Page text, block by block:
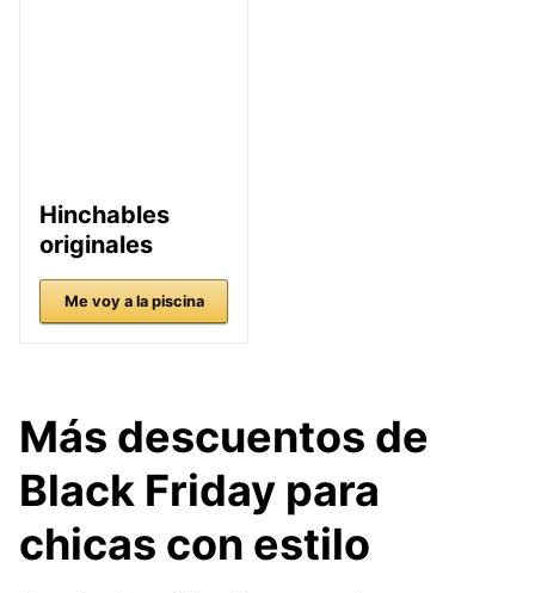
Hinchables
originales
Me voy a la piscina
Más descuentos de
Black Friday para
chicas con estilo